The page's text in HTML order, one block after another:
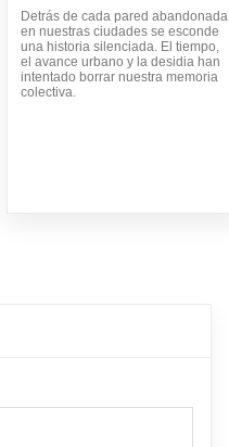
Detrás de cada pared abandonada
en nuestras ciudades se esconde
una historia silenciada. El tiempo,
el avance urbano y la desidia han
intentado borrar nuestra memoria
colectiva.